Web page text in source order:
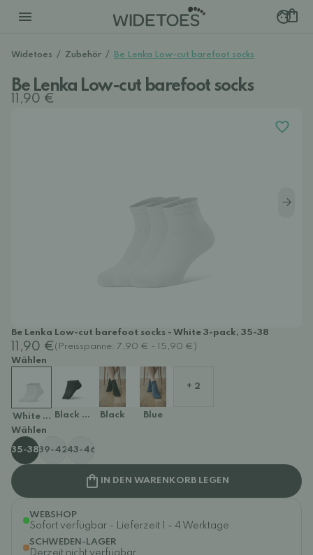
Widetoes / Zubehör / Be Lenka Low-cut barefoot socks
Be Lenka Low-cut barefoot socks
11,90 €
Be Lenka Low-cut barefoot socks - White 3-pack, 35-38
11,90 € (Preisspanne: 7,90 € - 15,90 €)
Wählen
White 3-packBlack 3-packBlack Blue
+ 2
Wählen
35-3839-4243-46
IN DEN WARENKORB LEGEN
WEBSHOP
Sofort verfügbar - Lieferzeit 1 - 4 Werktage
SCHWEDEN-LAGER
Derzeit nicht verfügbar